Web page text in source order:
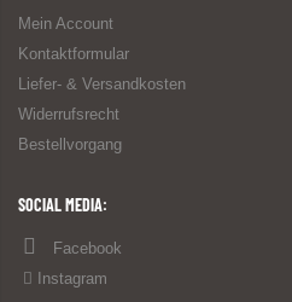
Mein Account
Kontaktformular
Liefer- & Versandkosten
Widerrufsrecht
Bestellvorgang
SOCIAL MEDIA:
Facebook
Instagram